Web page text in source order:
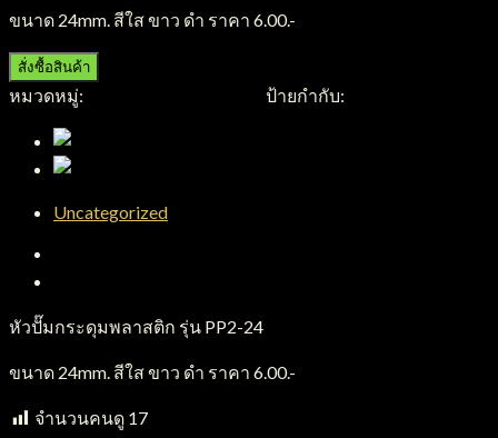
ขนาด 24mm. สีใส ขาว ดำ ราคา 6.00.-
สั่งซื้อสินค้า
หมวดหมู่: ป้ายกำกับ:
Uncategorized
หัวปั๊มกระดุมพลาสติก รุ่น PP2-24
ขนาด 24mm. สีใส ขาว ดำ ราคา 6.00.-
จำนวนคนดู 17